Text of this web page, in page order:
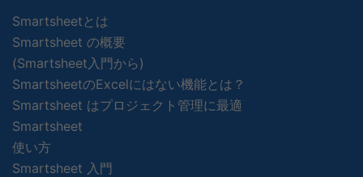
Smartsheetとは
Smartsheet の概要
(Smartsheet入門から)
SmartsheetのExcelにはない機能とは？
Smartsheet はプロジェクト管理に最適
Smartsheet
使い方
Smartsheet 入門